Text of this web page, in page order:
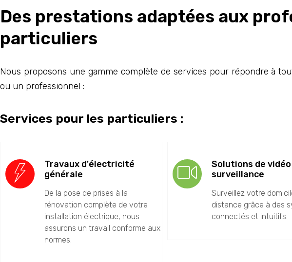
Des prestations adaptées aux
particuliers
Nous proposons une gamme complète de services pour répondre à
ou un professionnel :
Services pour les particuliers :
Travaux d'électricité
générale
De la pose de prises à la
rénovation complète de votre
installation électrique, nous
assurons un travail conforme aux
normes.
Solutions de vidéo
surveillance
Surveillez votre
distance grâce à des
connectés et intuitifs.